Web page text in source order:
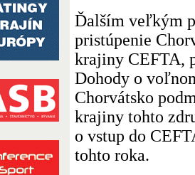
Ďalším veľkým
pristúpenie
krajiny CEFTA,
Dohody o
Chorvátsko
krajiny tohto
o vstup do
tohto roka.